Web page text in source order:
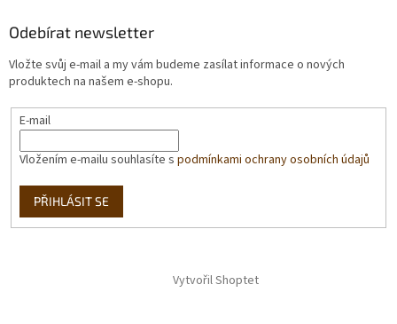
Odebírat newsletter
Vložte svůj e-mail a my vám budeme zasílat informace o nových
produktech na našem e-shopu.
E-mail
Vložením e-mailu souhlasíte s podmínkami ochrany osobních údajů
PŘIHLÁSIT SE
Vytvořil Shoptet